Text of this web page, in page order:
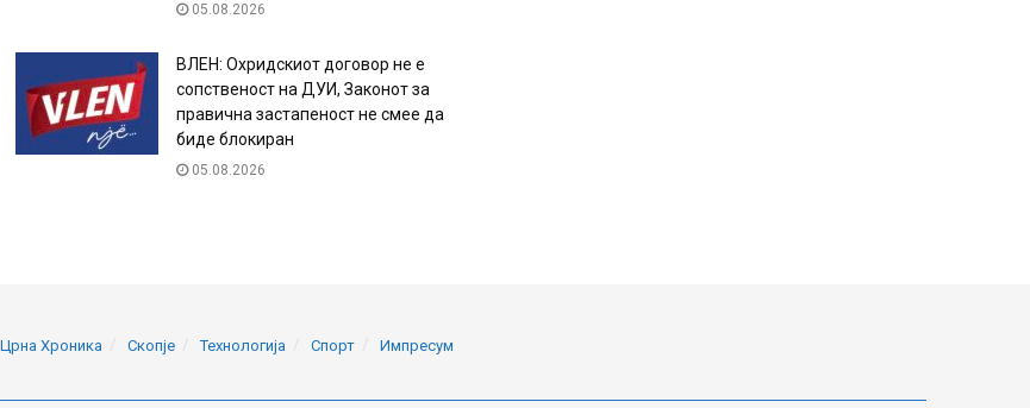
05.08.2026
ВЛЕН: Охридскиот договор не е
сопственост на ДУИ, Законот за
правична застапеност не смее да
биде блокиран
05.08.2026
Црна Хроника Скопје Технологија Спорт Импресум